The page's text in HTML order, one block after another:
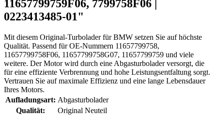
11657799759F06, 7799758F06 |
0223413485-01"
Mit diesem Original-Turbolader für BMW setzen Sie auf höchste
Qualität. Passend für OE-Nummern 11657799758,
11657799758F06, 11657799758G07, 11657799759 und viele
weitere. Der Motor wird durch eine Abgasturbolader versorgt, die
für eine effiziente Verbrennung und hohe Leistungsentfaltung sorgt.
Vertrauen Sie auf maximale Effizienz und eine lange Lebensdauer
Ihres Motors.
Aufladungsart: Abgasturbolader
Qualität:
Original Neuteil